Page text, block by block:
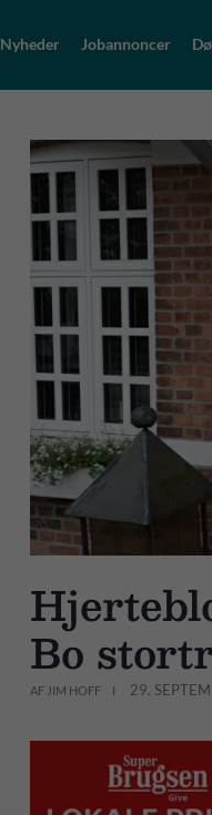
Nyheder Jobannoncer
Bo
AF JIM HOFF 29.